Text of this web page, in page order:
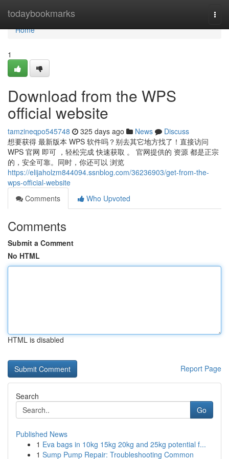
todaybookmarks
Home
Home
1
Download from the WPS
official website
tamzineqpo545748 325 days ago News
Discuss
想要获得 最新版本 WPS 软件吗？别去其它地方找了！直接访问
WPS 官网 即可 ，轻松完成 快速获取 。 官网提供的 资源 都是正宗
的，安全可靠。同时，你还可以 浏览
https://elijaholzm844094.ssnblog.com/36236903/get-from-the-
wps-official-website
Comments
Who Upvoted
Comments
Submit a Comment
No HTML
HTML is disabled
Report Page
Search
Go
Published News
1 Eva bags in 10kg 15kg 20kg and 25kg potential f...
1 Sump Pump Repair: Troubleshooting Common